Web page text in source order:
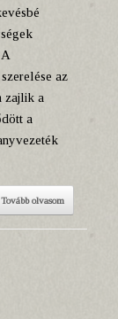
az
zajlik a
a
Tovább olvasom